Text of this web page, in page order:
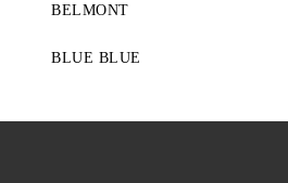
BELMONT
BLUE BLUE